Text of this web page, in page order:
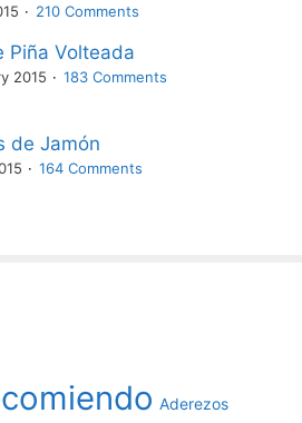
210 Comments
Piña Volteada
2015 183 Comments
de Jamón
164 Comments
Aderezos